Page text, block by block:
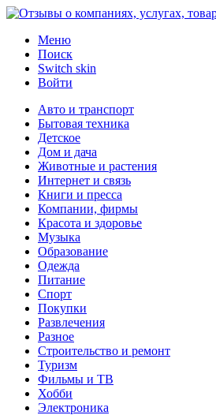
Меню
Поиск
Switch skin
Войти
Авто и транспорт
Бытовая техника
Детское
Дом и дача
Животные и растения
Интернет и связь
Книги и пресса
Компании, фирмы
Красота и здоровье
Музыка
Образование
Одежда
Питание
Спорт
Покупки
Развлечения
Разное
Строительство и ремонт
Туризм
Фильмы и ТВ
Хобби
Электроника